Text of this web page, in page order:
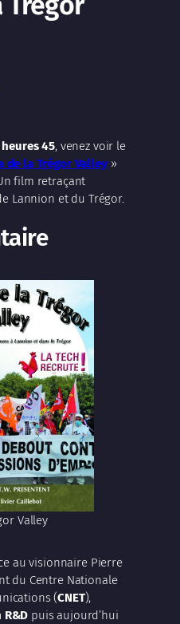
45, venez voir le
de la Trégor Valley»
film retraçant
Lannion et du Trégor.
Valley
au visionnaire Pierre
du Centre Nationale
(CNET),
R&D puis aujourd’hui